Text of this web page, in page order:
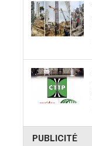
PUBLICITÉ